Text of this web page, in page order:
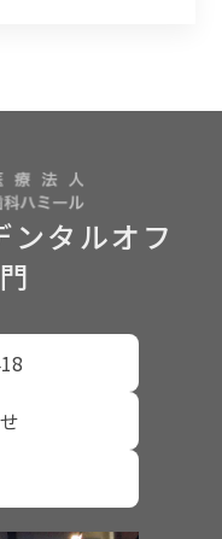
ンタルオフ